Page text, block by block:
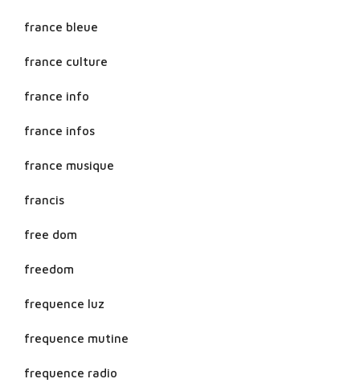
france bleue
france culture
france info
france infos
france musique
francis
free dom
freedom
frequence luz
frequence mutine
frequence radio